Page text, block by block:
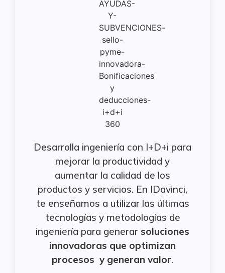
Desarrolla ingeniería con I+D+i para
mejorar la productividad y
aumentar la calidad de los
productos y servicios. En IDavinci,
te enseñamos a utilizar las últimas
tecnologías y metodologías de
ingeniería para generar soluciones
innovadoras que optimizan
procesos y generan valor.